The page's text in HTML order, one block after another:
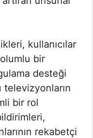
kullanıcılar
bir
desteği
televizyonların
bir rol
rekabetçi